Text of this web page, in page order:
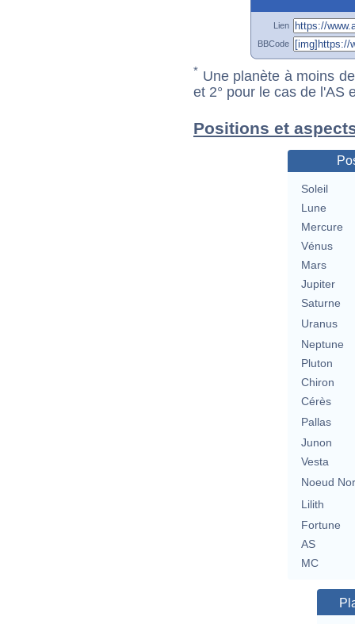
Lien
BBCode
* Une planète à moins
et 2° pour le cas de l'AS
Positions et
Soleil
Lune
Mercure
Vénus
Mars
Jupiter
Saturne
Uranus
Neptune
Pluton
Chiron
Cérès
Pallas
Junon
Vesta
Noeud
Lilith
Fortune
AS
MC